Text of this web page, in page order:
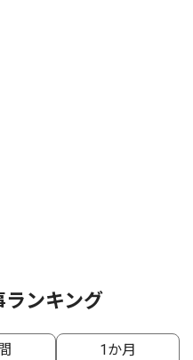
ランキング
1か月